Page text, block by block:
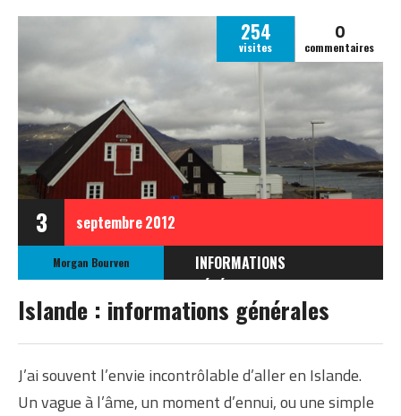
3 septembre2012
254
visites
0
commentaires
Morgan Bourven
INFORMATIONS
INFOS GÉNÉRALES SUR
L'ISLANDE
Islande : informations générales
J’ai souvent l’envie incontrôlable d’aller en Islande.
Un vague à l’âme, un moment d’ennui, ou une simple